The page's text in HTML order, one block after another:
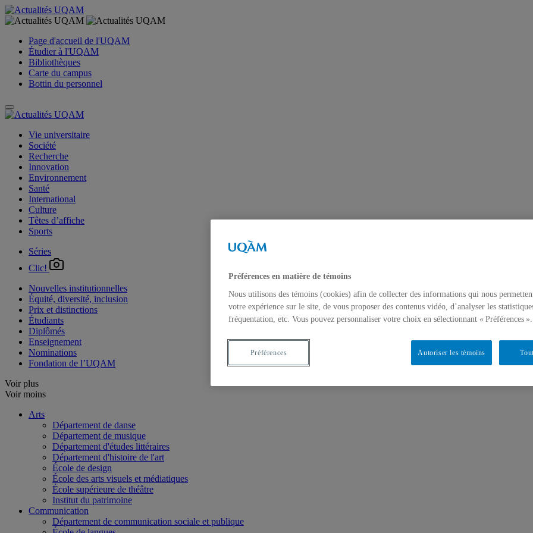
Page d'accueil de l'UQAM
Étudier à l'UQAM
Bibliothèques
Carte du campus
Bottin du personnel
Vie universitaire
Société
Recherche
Innovation
Environnement
Santé
International
Culture
Têtes d’affiche
Sports
Séries
Clic!
Nouvelles institutionnelles
Équité, diversité, inclusion
Prix et distinctions
Étudiants
Diplômés
Enseignement
Nominations
Fondation de l’UQAM
Voir plus
Voir moins
Arts
Département de danse
Département de musique
Département d'études littéraires
Département d'histoire de l'art
École de design
École des arts visuels et médiatiques
École supérieure de théâtre
Institut du patrimoine
Communication
Département de communication sociale et publique
Préférences en matière de témoins
Nous utilisons des témoins (cookies) afin de collecter des informations qui nous
votre expérience sur le site, de vous proposer des contenus vidéo, d’analyser les
fréquentation, etc. Vous pouvez personnaliser votre choix en sélectionnant « Préférences ».
Autoriser les témoins
Préférences